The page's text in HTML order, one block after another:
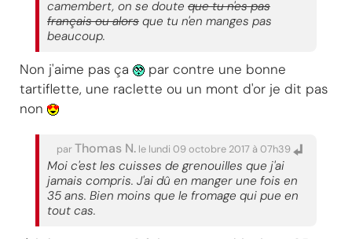
camembert, on se doute que tu n'es pas
français ou alors que tu n'en manges pas
beaucoup.
Non j'aime pas ça
par contre une bonne
tartiflette, une raclette ou un mont d'or je dit pas
non
parThomas N. le lundi 09 octobre 2017 à 07h39
Moi c'est les cuisses de grenouilles que j'ai
jamais compris. J'ai dû en manger une fois en
35 ans. Bien moins que le fromage qui pue en
tout cas.